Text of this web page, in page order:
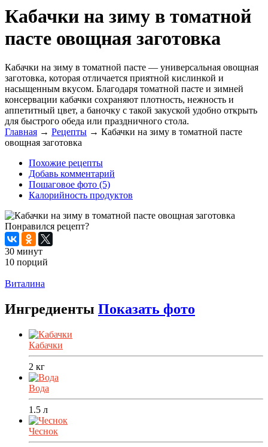
Кабачки на зиму в томатной
пасте овощная заготовка
Кабачки на зиму в томатной пасте — универсальная овощная
заготовка, которая отличается приятной кислинкой и
насыщенным вкусом. Благодаря томатной пасте и зимней
консервации кабачки сохраняют плотность, нежность и
аппетитный цвет, а баночку с такой закуской удобно открыть
для быстрого обеда или праздничного стола.
Главная → Рецепты → Кабачки на зиму в томатной пасте
овощная заготовка
Похожие рецепты
Добавь комментарий
Пошаговое фото (5)
Калорийность продуктов
Понравился рецепт?
30 минут
10 порций
Виталина
Ингредиенты Показать фото
Кабачки
2 кг
Вода
1.5 л
Чеснок